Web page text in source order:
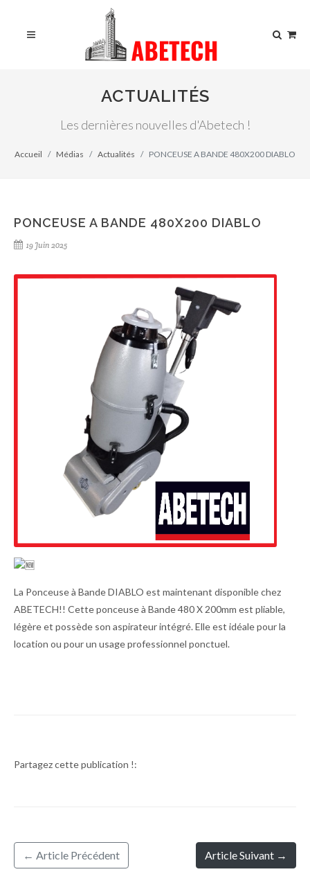
ACTUALITÉS
Les dernières nouvelles d'Abetech !
Accueil Médias Actualités PONCEUSE A BANDE 480X200 DIABLO
PONCEUSE A BANDE 480X200 DIABLO
19 Juin 2025
La Ponceuse à Bande DIABLO est maintenant disponible chez
ABETECH!! Cette ponceuse à Bande 480 X 200mm est pliable,
légère et possède son aspirateur intégré. Elle est idéale pour la
location ou pour un usage professionnel ponctuel.
Partagez cette publication !:
← Article Précédent Article Suivant →